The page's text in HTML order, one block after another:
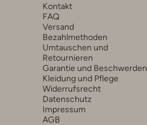
Kontakt
FAQ
Versand
Bezahlmethoden
Umtauschen und
Retournieren
Garantie und Beschwerden
Kleidung und Pflege
Widerrufsrecht
Datenschutz
Impressum
AGB